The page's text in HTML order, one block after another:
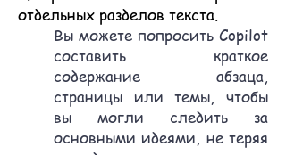
отдельных разделов текста.
Вы можете попросить Copilot
составить краткое
содержание абзаца,
страницы или темы, чтобы
вы могли следить за
основными идеями, не теряя